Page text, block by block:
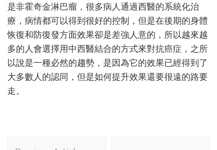
是非霍奇金淋巴瘤，很多病人通過西醫的系統化治
療，病情都可以得到很好的控制，但是在後期的身體
恢復和防復發方面效果卻是差強人意的，所以越來越
多的人會選擇用中西醫結合的方式來對抗癌症，之所
以說是一種必然的趨勢，是因為它的效果已經得到了
大多數人的認同，但是如何提升效果還要很遠的路要
走。